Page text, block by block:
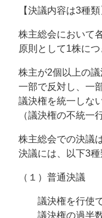
【決議内容は3種類
株主総会において
原則として1株につ
株主が2個以上の議
一部で反対し、一
議決権を統一しな
（議決権の不統一行
株主総会での決議
決議には、以下3種
（１）普通決議
議決権を行使で
議決権の過半数